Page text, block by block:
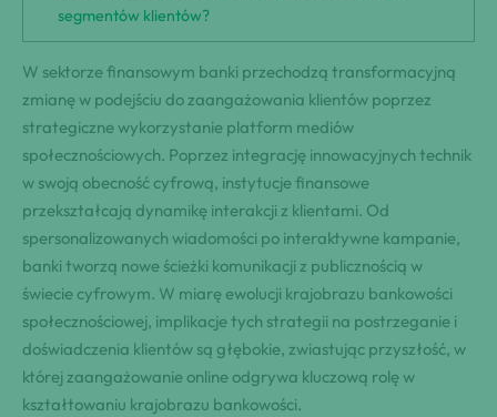
segmentów klientów?
W sektorze finansowym banki przechodzą transformacyjną
zmianę w podejściu do zaangażowania klientów poprzez
strategiczne wykorzystanie platform mediów
społecznościowych. Poprzez integrację innowacyjnych technik
w swoją obecność cyfrową, instytucje finansowe
przekształcają dynamikę interakcji z klientami. Od
spersonalizowanych wiadomości po interaktywne kampanie,
banki tworzą nowe ścieżki komunikacji z publicznością w
świecie cyfrowym. W miarę ewolucji krajobrazu bankowości
społecznościowej, implikacje tych strategii na postrzeganie i
doświadczenia klientów są głębokie, zwiastując przyszłość, w
której zaangażowanie online odgrywa kluczową rolę w
kształtowaniu krajobrazu bankowości.